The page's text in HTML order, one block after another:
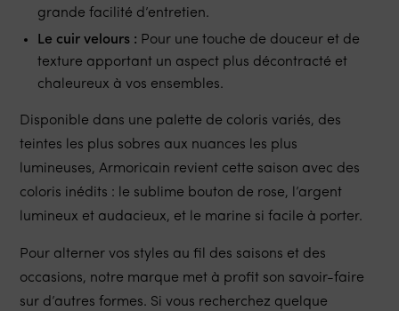
grande facilité d’entretien.
Le cuir velours : Pour une touche de douceur et de
texture apportant un aspect plus décontracté et
chaleureux à vos ensembles.
Disponible dans une palette de coloris variés, des
teintes les plus sobres aux nuances les plus
lumineuses, Armoricain revient cette saison avec des
coloris inédits : le sublime bouton de rose, l’argent
lumineux et audacieux, et le marine si facile à porter.
Pour alterner vos styles au fil des saisons et des
occasions, notre marque met à profit son savoir-faire
sur d’autres formes. Si vous recherchez quelque